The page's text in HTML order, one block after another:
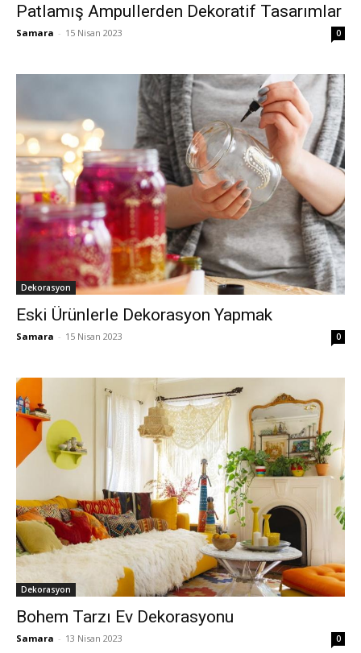
Patlamış Ampullerden Dekoratif Tasarımlar
Samara - 15 Nisan 2023 0
Dekorasyon
Eski Ürünlerle Dekorasyon Yapmak
Samara - 15 Nisan 2023 0
Dekorasyon
Bohem Tarzı Ev Dekorasyonu
Samara - 13 Nisan 2023 0